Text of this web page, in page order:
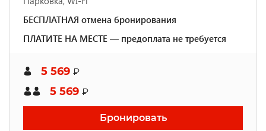
БЕСПЛАТНАЯ отмена бронирования
ПЛАТИТЕ НА МЕСТЕ — предоплата не требуется
5 569 ₽
5 569 ₽
Бронировать